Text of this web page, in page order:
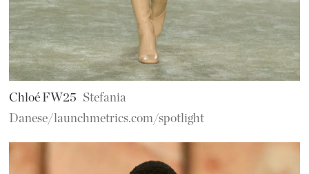
Chloé FW25
Stefania
Danese/launchmetrics.com/spotlight